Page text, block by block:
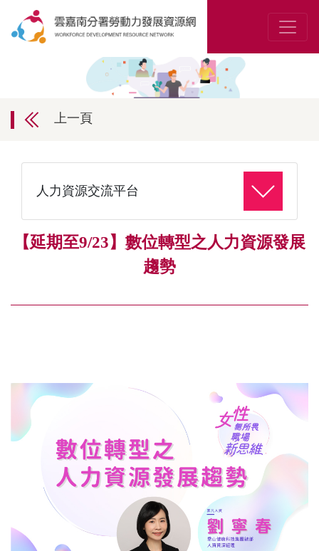
上一頁
人力資源交流平台
【延期至9/23】數位轉型之人力資源發展
趨勢